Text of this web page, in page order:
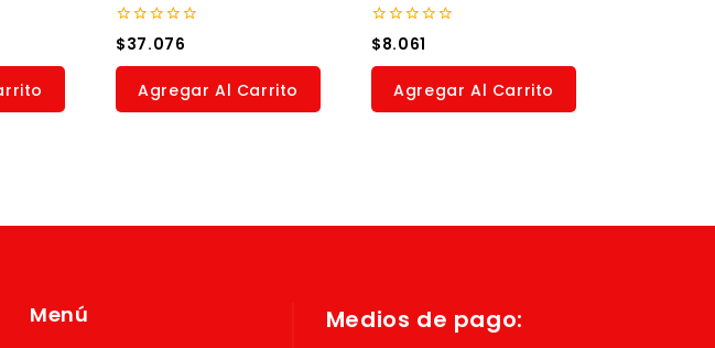
0
out
of
$37.076
Agregar Al Carrito
0
out
of
$8.061
Agregar Al Carrito
Menú Medios de pago: